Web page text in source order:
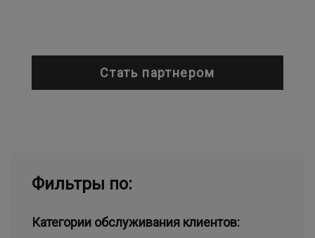
Стать партнером
Фильтры по:
Категории обслуживания клиентов: